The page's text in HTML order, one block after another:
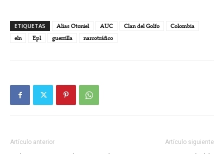
ETIQUETAS Alias Otoniel AUC Clan del Golfo
Colombia
eln
Epl guerrilla narcotráfico
Artículo anterior Artículo siguiente